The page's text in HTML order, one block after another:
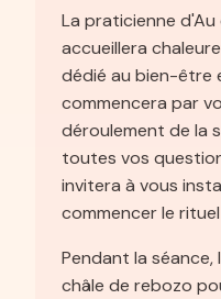
La praticienne
accueillera
dédié au bien-être
commencera par
déroulement de la
toutes vos
invitera à vous
commencer le
Pendant la
châle de rebozo